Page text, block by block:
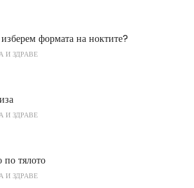
формата на ноктите?
И ЗДРАВЕ
И ЗДРАВЕ
по тялото
И ЗДРАВЕ